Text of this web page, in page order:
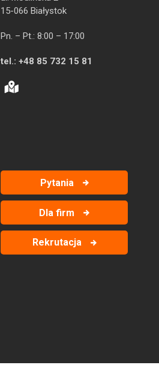
15-066 Białystok
Pn. – Pt.: 8:00 – 17:00
tel.: +48 85 732 15 81
Pytania
Dla firm
Rekrutacja